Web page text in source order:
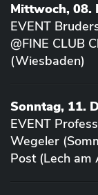
Mittwoch, 08.
EVENT
@FINE CLUB
(Wiesbaden)
Sonntag, 11.
EVENT
Wegeler
Post (Lech am